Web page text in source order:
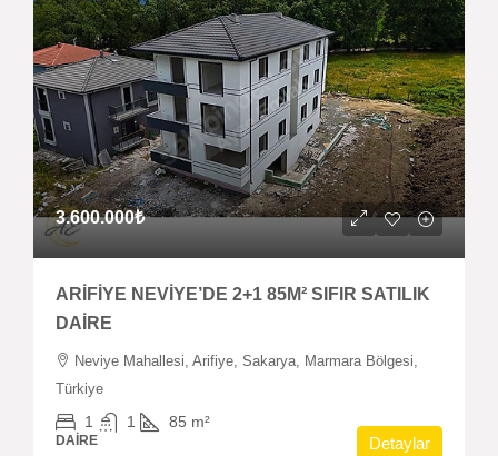
3.600.000₺
ARİFİYE NEVİYE’DE 2+1 85M² SIFIR SATILIK
DAİRE
Neviye Mahallesi, Arifiye, Sakarya, Marmara Bölgesi,
Türkiye
1 1 85 m²
DAIRE Detaylar